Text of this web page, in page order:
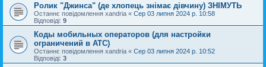
Ролик "Джинса" (де хлопець знімає дівчину) ЗНІМУТЬ
Останнє повідомлення xandria « Сер 03 липня 2024 р. 10:58
Відповіді: 9
Коды мобильных операторов (для настройки
ограничений в АТС)
Останнє повідомлення xandria « Сер 03 липня 2024 р. 10:52
Відповіді: 3